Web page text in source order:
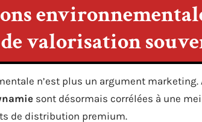
valorisation
n’est plus un argument
sont désormais corrélées à une
de distribution premium.